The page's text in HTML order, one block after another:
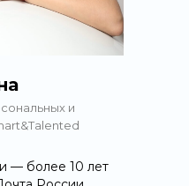
— более 10 лет
и